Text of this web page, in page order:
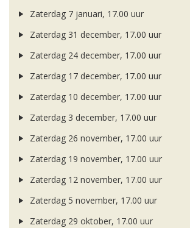
Zaterdag 7 januari, 17.00 uur
Zaterdag 31 december, 17.00 uur
Zaterdag 24 december, 17.00 uur
Zaterdag 17 december, 17.00 uur
Zaterdag 10 december, 17.00 uur
Zaterdag 3 december, 17.00 uur
Zaterdag 26 november, 17.00 uur
Zaterdag 19 november, 17.00 uur
Zaterdag 12 november, 17.00 uur
Zaterdag 5 november, 17.00 uur
Zaterdag 29 oktober, 17.00 uur